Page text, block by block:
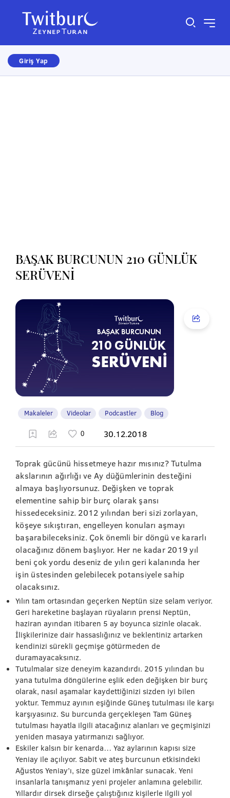
Giriş Yap
BAŞAK BURCUNUN 210 GÜNLÜK
SERÜVENİ
Makaleler Videolar Podcastler Blog
30.12.2018
Toprak gücünü hissetmeye hazır mısınız? Tutulma
akslarının ağırlığı ve Ay düğümlerinin desteğini
almaya başlıyorsunuz. Değişken ve toprak
elementine sahip bir burç olarak şansı
hissedeceksiniz. 2012 yılından beri sizi zorlayan,
köşeye sıkıştıran, engelleyen konuları aşmayı
başarabileceksiniz. Çok önemli bir döngü ve kararlı
olacağınız dönem başlıyor. Her ne kadar 2019 yıl
beni çok yordu deseniz de yılın geri kalanında her
işin üstesinden gelebilecek potansiyele sahip
olacaksınız.
Yılın tam ortasından geçerken Neptün size selam veriyor.
Geri hareketine başlayan rüyaların prensi Neptün,
haziran ayından itibaren 5 ay boyunca sizinle olacak.
İlişkilerinize dair hassaslığınız ve beklentiniz artarken
kendinizi sürekli geçmişe götürmeden de
duramayacaksınız.
Tutulmalar size deneyim kazandırdı. 2015 yılından bu
yana tutulma döngülerine eşlik eden değişken bir burç
olarak, nasıl aşamalar kaydettiğinizi sizden iyi bilen
yoktur. Temmuz ayının eşiğinde Güneş tutulması ile karşı
karşıyasınız. Su burcunda gerçekleşen Tam Güneş
tutulması hayatla ilgili atacağınız alanları ve geçmişinizi
yeniden masaya yatırmanızı sağlıyor.
Eskiler kalsın bir kenarda… Yaz aylarının kapısı size
Yeniay ile açılıyor. Sabit ve ateş burcunun etkisindeki
Ağustos Yeniay’ı, size güzel imkânlar sunacak. Yeni
insanlarla tanışmanız yeni projeler anlamına gelebilir.
Yıllardır dirsek dirseğe çalıştığınız kişilerle ilgili yol